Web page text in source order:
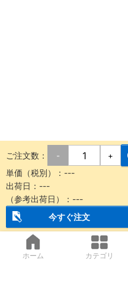
ご注文数： - +
単価（税別）： ---
出荷日： ---
（参考出荷日）： ---
今すぐ注文
ホーム カテゴリ